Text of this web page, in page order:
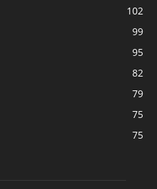
102
99
95
82
79
75
75